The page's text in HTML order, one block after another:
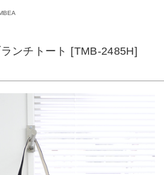
ンチトート [TMB-2485H]